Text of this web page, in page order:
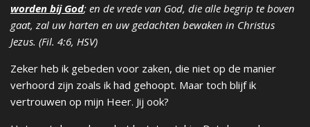
worden bij God; en de vrede van God, die alle begrip te boven
gaat, zal uw harten en uw gedachten bewaken in Christus
Jezus. (Fil. 4:6, HSV)
Zeker heb ik gebeden voor zaken, die niet op de manier
verhoord zijn zoals ik had gehoopt. Maar toch blijf ik
vertrouwen op mijn Heer. Jij ook?